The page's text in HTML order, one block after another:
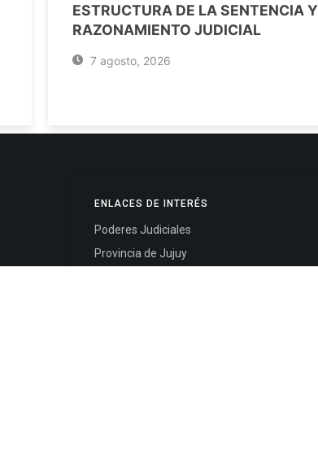
ESTRUCTURA DE LA SENTENCIA Y
RAZONAMIENTO JUDICIAL
7 agosto, 2026
ENLACES DE INTERÉS
Poderes Judiciales
Provincia de Jujuy